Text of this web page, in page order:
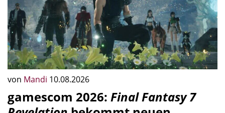
von Mandi 10.08.2026
gamescom 2026: Final Fantasy 7